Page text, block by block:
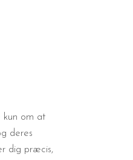
kun om at
deres
dig præcis,